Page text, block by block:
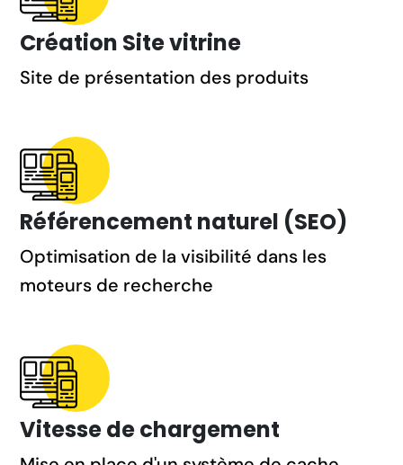
Création Site vitrine
Site de présentation des produits
Référencement naturel (SEO)
Optimisation de la visibilité dans les
moteurs de recherche
Vitesse de chargement